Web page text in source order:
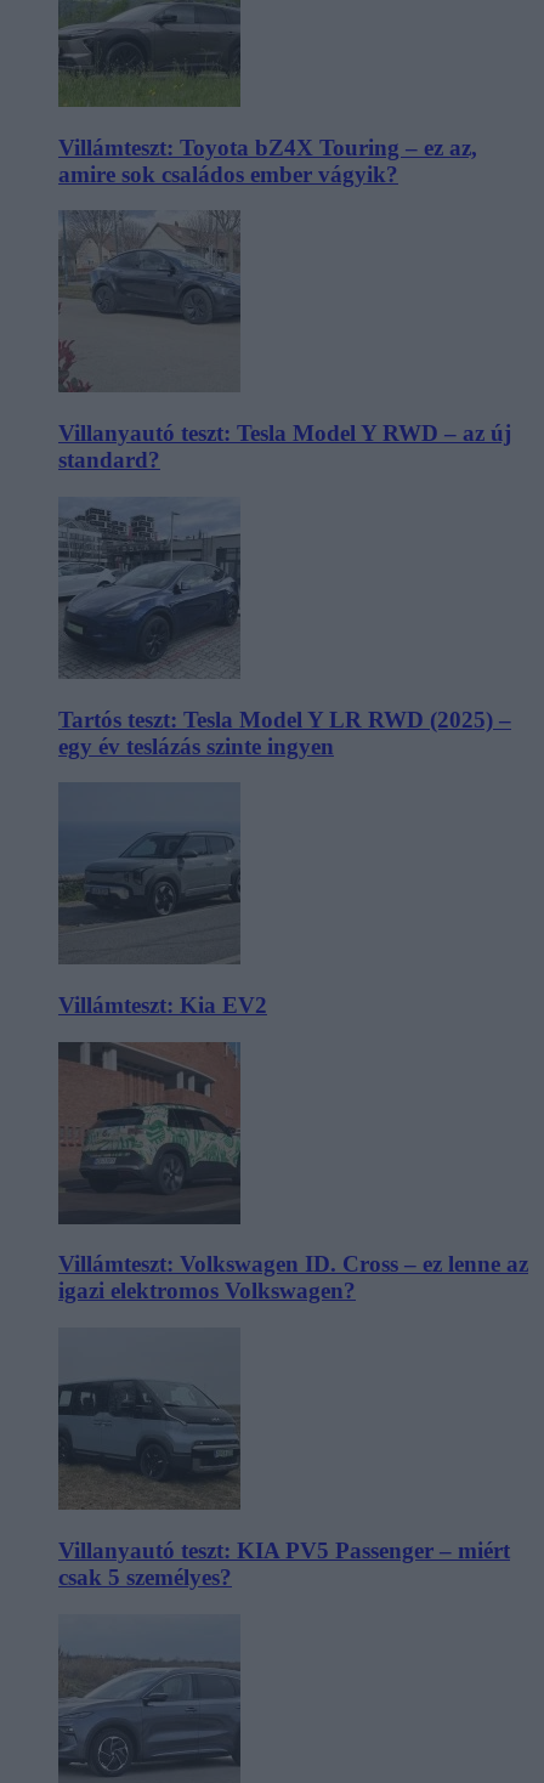
Villámteszt: Toyota bZ4X Touring – ez az,
amire sok családos ember vágyik?
Villanyautó teszt: Tesla Model Y RWD – az új
standard?
Tartós teszt: Tesla Model Y LR RWD (2025) –
egy év teslázás szinte ingyen
Villámteszt: Kia EV2
Villámteszt: Volkswagen ID. Cross – ez lenne az
igazi elektromos Volkswagen?
Villanyautó teszt: KIA PV5 Passenger – miért
csak 5 személyes?